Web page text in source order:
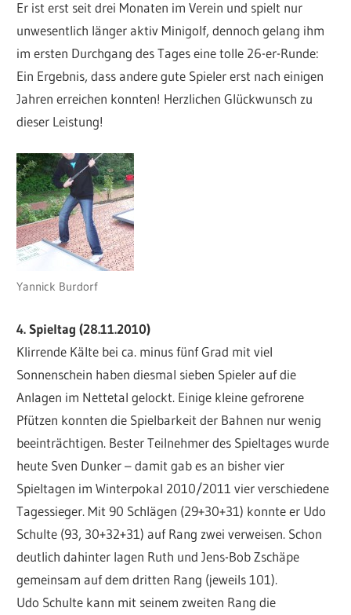
Er ist erst seit drei Monaten im Verein und spielt nur
unwesentlich länger aktiv Minigolf, dennoch gelang ihm
im ersten Durchgang des Tages eine tolle 26-er-Runde:
Ein Ergebnis, dass andere gute Spieler erst nach einigen
Jahren erreichen konnten! Herzlichen Glückwunsch zu
dieser Leistung!
Yannick Burdorf
4. Spieltag (28.11.2010)
Klirrende Kälte bei ca. minus fünf Grad mit viel
Sonnenschein haben diesmal sieben Spieler auf die
Anlagen im Nettetal gelockt. Einige kleine gefrorene
Pfützen konnten die Spielbarkeit der Bahnen nur wenig
beeinträchtigen. Bester Teilnehmer des Spieltages wurde
heute Sven Dunker – damit gab es an bisher vier
Spieltagen im Winterpokal 2010/2011 vier verschiedene
Tagessieger. Mit 90 Schlägen (29+30+31) konnte er Udo
Schulte (93, 30+32+31) auf Rang zwei verweisen. Schon
deutlich dahinter lagen Ruth und Jens-Bob Zschäpe
gemeinsam auf dem dritten Rang (jeweils 101).
Udo Schulte kann mit seinem zweiten Rang die